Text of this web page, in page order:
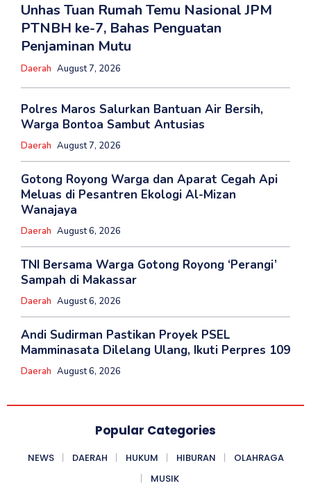
Unhas Tuan Rumah Temu Nasional JPM
PTNBH ke-7, Bahas Penguatan
Penjaminan Mutu
Daerah August 7, 2026
Polres Maros Salurkan Bantuan Air Bersih,
Warga Bontoa Sambut Antusias
Daerah August 7, 2026
Gotong Royong Warga dan Aparat Cegah Api
Meluas di Pesantren Ekologi Al-Mizan
Wanajaya
Daerah August 6, 2026
TNI Bersama Warga Gotong Royong ‘Perangi’
Sampah di Makassar
Daerah August 6, 2026
Andi Sudirman Pastikan Proyek PSEL
Mamminasata Dilelang Ulang, Ikuti Perpres 109
Daerah August 6, 2026
Popular Categories
NEWS DAERAH HUKUM HIBURAN
OLAHRAGA
MUSIK